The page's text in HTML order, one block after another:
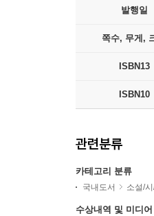
발행일
쪽수, 무게,
ISBN13
ISBN10
관련분류
카테고리 분류
국내도서 소설/
수상내역 및 미디